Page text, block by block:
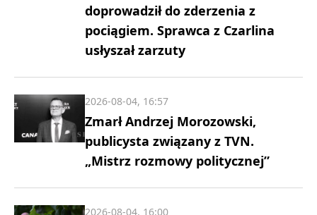
doprowadził do zderzenia z
pociągiem. Sprawca z Czarlina
usłyszał zarzuty
Zmarł Andrzej Morozowski,
publicysta związany z TVN.
„Mistrz rozmowy politycznej”
2026-08-04, 16:57
2026-08-04, 16:00